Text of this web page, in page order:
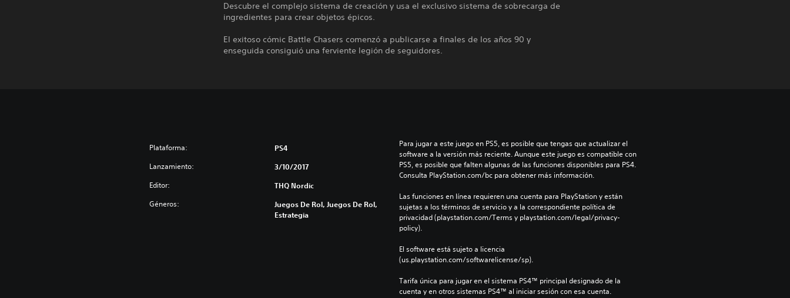
Descubre el complejo sistema de creación y usa el exclusivo sistema de sobrecarga de
ingredientes para crear objetos épicos.
El exitoso cómic Battle Chasers comenzó a publicarse a finales de los años 90 y
enseguida consiguió una ferviente legión de seguidores.
Plataforma: PS4
Lanzamiento: 3/10/2017
Editor: THQ Nordic
Géneros:
Juegos De Rol, Juegos De Rol,
Estrategia
Para jugar a este juego en PS5, es posible que tengas que actualizar el
software a la versión más reciente. Aunque este juego es compatible con
PS5, es posible que falten algunas de las funciones disponibles para PS4.
Consulta PlayStation.com/bc para obtener más información.
Las funciones en línea requieren una cuenta para PlayStation y están
sujetas a los términos de servicio y a la correspondiente política de
privacidad (playstation.com/Terms y playstation.com/legal/privacy-
policy).
El software está sujeto a licencia
(us.playstation.com/softwarelicense/sp).
Tarifa única para jugar en el sistema PS4™ principal designado de la
cuenta y en otros sistemas PS4™ al iniciar sesión con esa cuenta.